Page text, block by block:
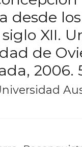
desde
XII.
de
2006.